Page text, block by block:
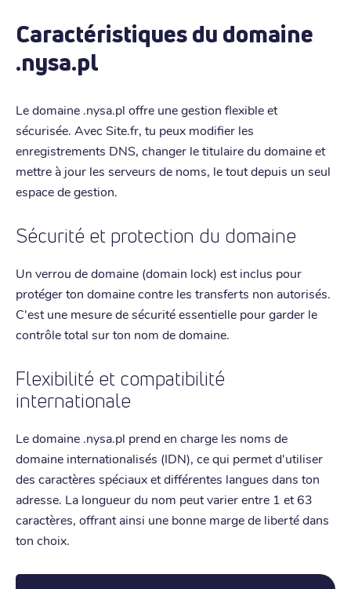
Caractéristiques du domaine
.nysa.pl
Le domaine .nysa.pl offre une gestion flexible et
sécurisée. Avec Site.fr, tu peux modifier les
enregistrements DNS, changer le titulaire du domaine et
mettre à jour les serveurs de noms, le tout depuis un seul
espace de gestion.
Sécurité et protection du domaine
Un verrou de domaine (domain lock) est inclus pour
protéger ton domaine contre les transferts non autorisés.
C'est une mesure de sécurité essentielle pour garder le
contrôle total sur ton nom de domaine.
Flexibilité et compatibilité
internationale
Le domaine .nysa.pl prend en charge les noms de
domaine internationalisés (IDN), ce qui permet d'utiliser
des caractères spéciaux et différentes langues dans ton
adresse. La longueur du nom peut varier entre 1 et 63
caractères, offrant ainsi une bonne marge de liberté dans
ton choix.